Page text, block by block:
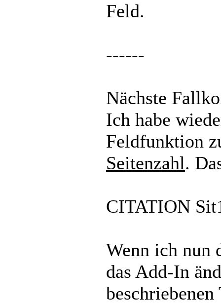
Feld.
------
Nächste
Ich habe
Feldfunktion
Seitenzahl.
CITATION
Wenn ich nun
das Add-In